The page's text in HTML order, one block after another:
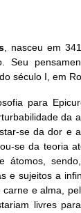
, nasceu em
Seu
século I, em
para
da
se da dor e
se da teoria
átomos,
e sujeitos a
e alma,
livres